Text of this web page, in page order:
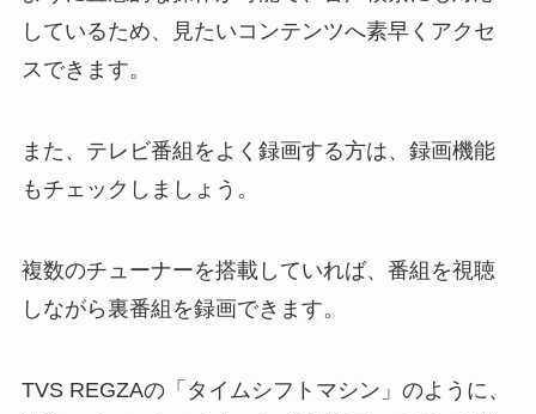
しているため、見たいコンテンツへ素早くアクセ
スできます。
また、テレビ番組をよく録画する方は、録画機能
もチェックしましょう。
複数のチューナーを搭載していれば、番組を視聴
しながら裏番組を録画できます。
TVS REGZAの「タイムシフトマシン」のように、